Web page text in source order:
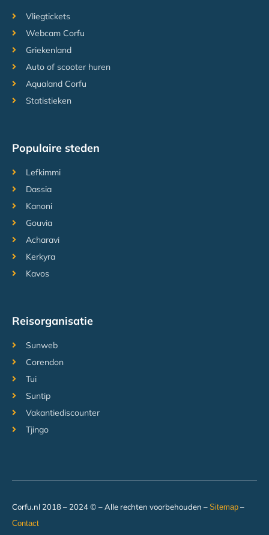
Vliegtickets
Webcam Corfu
Griekenland
Auto of scooter huren
Aqualand Corfu
Statistieken
Populaire steden
Lefkimmi
Dassia
Kanoni
Gouvia
Acharavi
Kerkyra
Kavos
Reisorganisatie
Sunweb
Corendon
Tui
Suntip
Vakantiediscounter
Tjingo
Corfu.nl 2018 – 2024 © – Alle rechten voorbehouden – Sitemap –
Contact